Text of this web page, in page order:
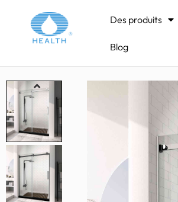
Des produits
Blog
Maison Porte de douche